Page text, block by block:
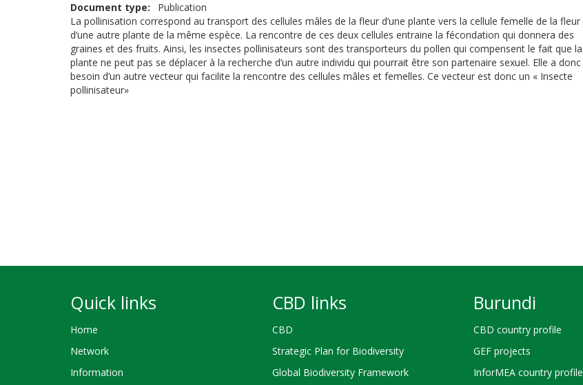
Document type
Publication
La pollinisation correspond au transport des cellules mâles de la fleur d’une plante vers la cellule femelle de la fleur
d’une autre plante de la même espèce. La rencontre de ces deux cellules entraine la fécondation qui donnera des
graines et des fruits. Ainsi, les insectes pollinisateurs sont des transporteurs du pollen qui compensent le fait que la
plante ne peut pas se déplacer à la recherche d’un autre individu qui pourrait être son partenaire sexuel. Elle a donc
besoin d’un autre vecteur qui facilite la rencontre des cellules mâles et femelles. Ce vecteur est donc un « Insecte
pollinisateur»
Quick links
Home
Network
Information
CBD links
CBD
Strategic Plan for Biodiversity
Global Biodiversity Framework
Burundi
CBD country profile
GEF projects
InforMEA country profile